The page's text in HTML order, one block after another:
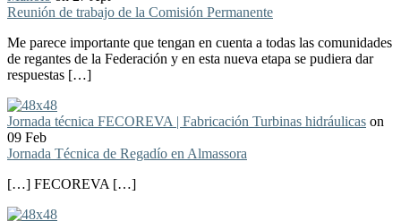
Reunión de trabajo de la Comisión Permanente
Me parece importante que tengan en cuenta a todas las comunidades
de regantes de la Federación y en esta nueva etapa se pudiera dar
respuestas […]
Jornada técnica FECOREVA | Fabricación Turbinas hidráulicas on
09 Feb
Jornada Técnica de Regadío en Almassora
[…] FECOREVA […]